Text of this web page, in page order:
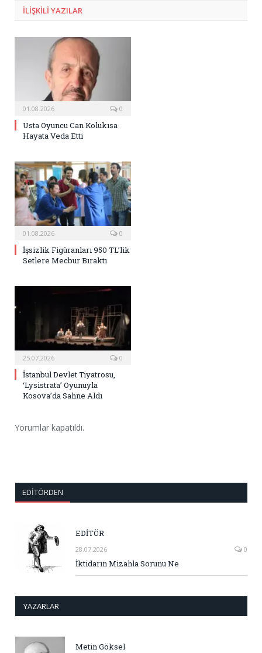
ILIŞKILI YAZILAR
01.08.2026 0
Usta Oyuncu Can Kolukısa
Hayata Veda Etti
01.08.2026 0
İşsizlik Figüranları 950 TL’lik
Setlere Mecbur Bıraktı
25.07.2026 0
İstanbul Devlet Tiyatrosu,
‘Lysistrata’ Oyunuyla
Kosova’da Sahne Aldı
Yorumlar kapatıldı.
EDITÖRDEN
EDİTÖR
28.07.2026 0
İktidarın Mizahla Sorunu Ne
YAZARLAR
Metin Göksel